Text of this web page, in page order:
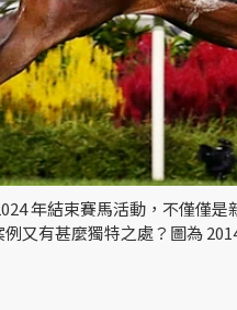
年結束賽馬活動，不僅僅
又有甚麼獨特之處？圖為